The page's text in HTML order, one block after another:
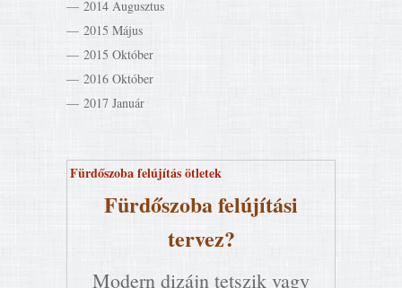
2014 Augusztus
2015 Május
2015 Október
2016 Október
2017 Január
Fürdőszoba felújítás ötletek
Fürdőszoba felújítási
tervez?
Modern dizájn tetszik vagy